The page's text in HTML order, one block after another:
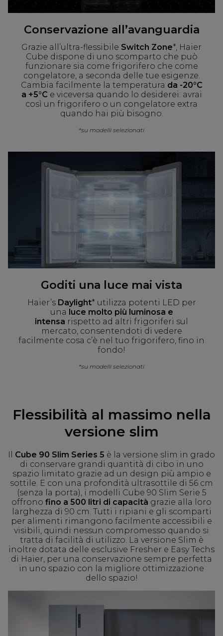
Conservazione all’avanguardia
Grazie all’ultra-flessibile Switch Zone*, Haier
Cube dispone di uno scomparto che può
funzionare sia come frigorifero che come
congelatore, a seconda delle tue esigenze.
Cambia facilmente la temperatura da -20°C
a +5°C e viceversa quando lo desiderei: avrai
così un frigorifero o un congelatore extra
quando hai più bisogno.
*su modelli selezionati
Goditi una luce mai vista
Haier’s Daylight* utilizza potenti LED per
una luce molto più luminosa e
intensa rispetto ad altri frigoriferi sul
mercato, consentendoti di vedere
facilmente cosa c’è nel tuo frigorifero, fino in
fondo!
*su modelli selezionati
Flessibilità al massimo nella
versione slim
Il Cube 90 Slim Series 5 è la versione slim in grado
di conservare grandi quantità di cibo in uno
spazio limitato grazie ad un design più ampio e
sottile. E con una profondità ultrasottile di 56 cm
(senza la porta), i modelli Cube 90 Slim Serie 5
offrono fino a 500 litri di capacità grazie alla loro
larghezza di 90 cm. Tutti i ripiani e gli scomparti
per alimenti rimangono facilmente accessibili e
visibili, quindi nessun compromesso quando si
tratta di facilità di utilizzo. La versione Slim è
inoltre dotata delle esclusive Fresher e Easy Techs
di Haier, per una conservazione sempre perfetta
in uno spazio con la migliore ottimizzazione
dello spazio!